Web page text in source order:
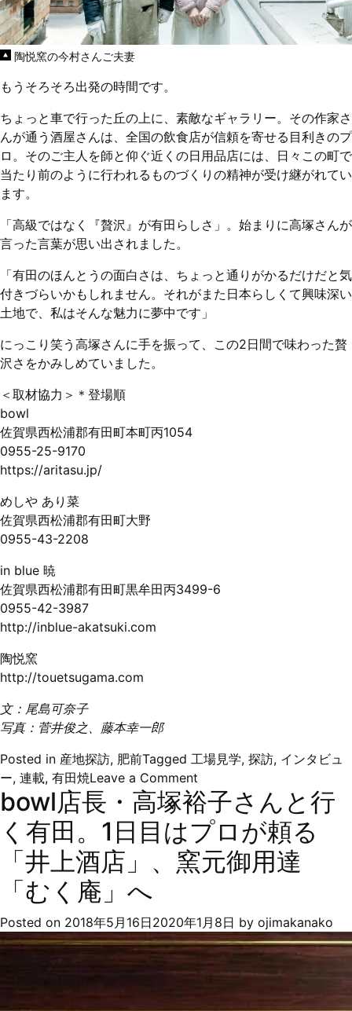
陶悦窯の今村さんご夫妻
もうそろそろ出発の時間です。
ちょっと車で行った丘の上に、素敵なギャラリー。その作家さ
んが通う酒屋さんは、全国の飲食店が信頼を寄せる目利きのプ
ロ。そのご主人を師と仰ぐ近くの日用品店には、日々この町で
当たり前のように行われるものづくりの精神が受け継がれてい
ます。
「高級ではなく『贅沢』が有田らしさ」。始まりに高塚さんが
言った言葉が思い出されました。
「有田のほんとうの面白さは、ちょっと通りがかるだけだと気
付きづらいかもしれません。それがまた日本らしくて興味深い
土地で、私はそんな魅力に夢中です」
にっこり笑う高塚さんに手を振って、この2日間で味わった贅
沢さをかみしめていました。
＜取材協力＞＊登場順
bowl
佐賀県西松浦郡有田町本町丙1054
0955-25-9170
https://aritasu.jp/
めしや あり菜
佐賀県西松浦郡有田町大野
0955-43-2208
in blue 暁
佐賀県西松浦郡有田町黒牟田丙3499-6
0955-42-3987
http://inblue-akatsuki.com
陶悦窯
http://touetsugama.com
文：尾島可奈子
写真：菅井俊之、藤本幸一郎
Posted in 産地探訪, 肥前Tagged 工場見学, 探訪, インタビュ
ー, 連載, 有田焼Leave a Comment
有
田
焼
の
今
会
え
る
bowl店長・高塚裕子さんと行
く有田。1日目はプロが頼る
「井上酒店」、窯元御用達
「むく庵」へ
Posted on 2018年5月16日2020年1月8日 by ojimakanako